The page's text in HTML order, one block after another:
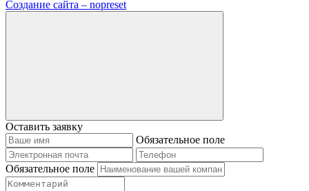
Создание сайта – nopreset
Оставить заявку
Обязательное поле
Обязательное поле